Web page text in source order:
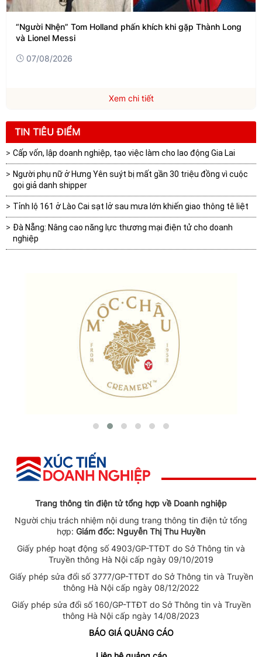
“Người Nhện” Tom Holland phấn khích khi gặp Thành Long
và Lionel Messi
07/08/2026
Xem chi tiết
TIN TIÊU ĐIỂM
Cấp vốn, lập doanh nghiệp, tạo việc làm cho lao động Gia Lai
Người phụ nữ ở Hưng Yên suýt bị mất gần 30 triệu đồng vì cuộc
gọi giả danh shipper
Tỉnh lộ 161 ở Lào Cai sạt lở sau mưa lớn khiến giao thông tê liệt
Đà Nẵng: Nâng cao năng lực thương mại điện tử cho doanh
nghiệp
Trang thông tin điện tử tổng hợp về Doanh nghiệp
Người chịu trách nhiệm nội dung trang thông tin điện tử tổng
hợp: Giám đốc: Nguyễn Thị Thu Huyền
Giấy phép hoạt động số 4903/GP-TTĐT do Sở Thông tin và
Truyền thông Hà Nội cấp ngày 09/10/2019
Giấy phép sửa đổi số 3777/GP-TTĐT do Sở Thông tin và Truyền
thông Hà Nội cấp ngày 08/12/2022
Giấy phép sửa đổi số 160/GP-TTĐT do Sở Thông tin và Truyền
thông Hà Nội cấp ngày 14/08/2023
BÁO GIÁ QUẢNG CÁO